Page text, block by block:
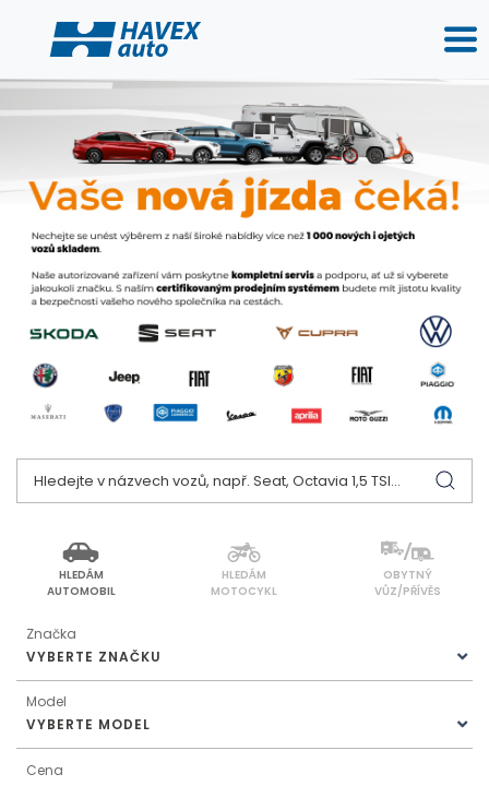
HLEDÁM
AUTOMOBIL
HLEDÁM
MOTOCYKL
OBYTNÝ
VŮZ/PŘÍVĚS
Značka
VYBERTE ZNAČKU
Model
VYBERTE MODEL
Cena